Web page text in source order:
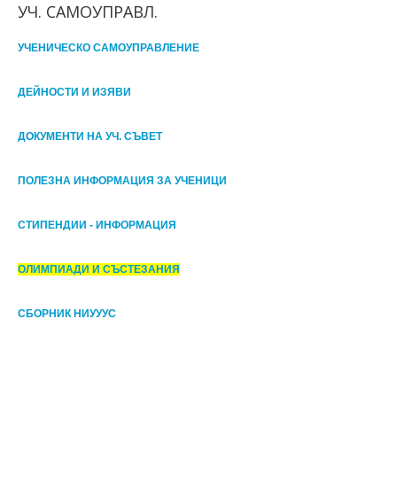
УЧ. САМОУПРАВЛ.
УЧЕНИЧЕСКО САМОУПРАВЛЕНИЕ
ДЕЙНОСТИ И ИЗЯВИ
ДОКУМЕНТИ НА УЧ. СЪВЕТ
ПОЛЕЗНА ИНФОРМАЦИЯ ЗА УЧЕНИЦИ
СТИПЕНДИИ - ИНФОРМАЦИЯ
ОЛИМПИАДИ И СЪСТЕЗАНИЯ
СБОРНИК НИУУУС